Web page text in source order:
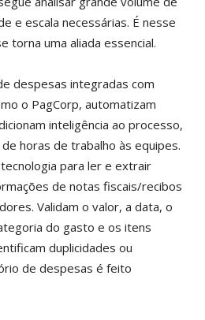
e escala necessárias. É nesse
torna uma aliada essencial.
despesas integradas com
o PagCorp, automatizam
inteligência ao processo,
horas de trabalho às equipes.
para ler e extrair
de notas fiscais/recibos
Validam o valor, a data, o
do gasto e os itens
duplicidades ou
de despesas é feito